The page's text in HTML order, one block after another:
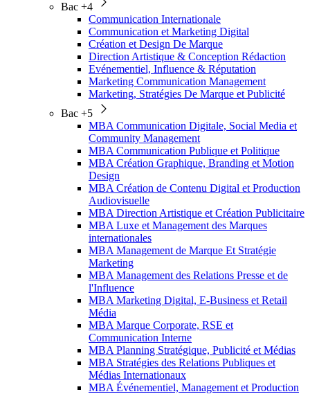
Bac +4
Communication Internationale
Communication et Marketing Digital
Création et Design De Marque
Direction Artistique & Conception Rédaction
Evénementiel, Influence & Réputation
Marketing Communication Management
Marketing, Stratégies De Marque et Publicité
Bac +5
MBA Communication Digitale, Social Media et
Community Management
MBA Communication Publique et Politique
MBA Création Graphique, Branding et Motion
Design
MBA Création de Contenu Digital et Production
Audiovisuelle
MBA Direction Artistique et Création Publicitaire
MBA Luxe et Management des Marques
internationales
MBA Management de Marque Et Stratégie
Marketing
MBA Management des Relations Presse et de
l'Influence
MBA Marketing Digital, E-Business et Retail
Média
MBA Marque Corporate, RSE et
Communication Interne
MBA Planning Stratégique, Publicité et Médias
MBA Stratégies des Relations Publiques et
Médias Internationaux
MBA Événementiel, Management et Production